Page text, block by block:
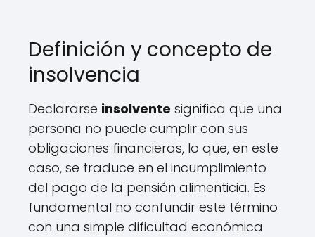
Definición y concepto de
insolvencia
Declararse insolvente significa que una
persona no puede cumplir con sus
obligaciones financieras, lo que, en este
caso, se traduce en el incumplimiento
del pago de la pensión alimenticia. Es
fundamental no confundir este término
con una simple dificultad económica